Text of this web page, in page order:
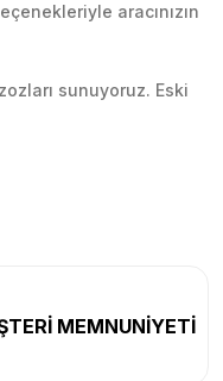
aracınızın
sunuyoruz. Eski
MEMNUNİYETİ